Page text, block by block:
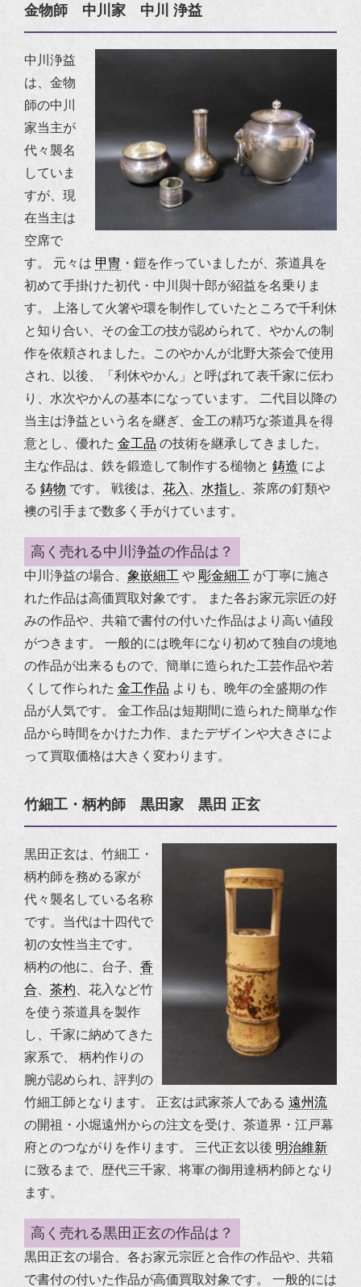
金物師 中川家 中川 浄益
中川浄益
は、金物
師の中川
家当主が
代々襲名
していま
すが、現
在当主は
空席で
す。
元々は 甲冑 ・ 鎧を作っていましたが、茶道具を
初めて手掛けた初代・中川與十郎が紹益を名乗りま
す。
上洛して火箸や環を制作していたところで千利休
と知り合い、その金工の技が認められて、やかんの制
作を依頼されました。このやかんが北野大茶会で使用
され、以後、「利休やかん」と呼ばれて表千家に伝わ
り、水次やかんの基本になっています。
二代目以降の
当主は浄益という名を継ぎ、金工の精巧な茶道具を得
意とし、優れた 金工品 の技術を継承してきました。
主な作品は、鉄を鍛造して制作する槌物と 鋳造 によ
る 鋳物 です。 戦後は、 花入 水指し
、茶席の釘類や
襖の引手まで数多く手がけています。
高く売れる中川浄益の作品は？
中川浄益の場合、 象嵌細工 や 彫金細工 が丁寧に施さ
れた作品は高価買取対象です。
また各お家元宗匠の好
みの作品や、共箱で書付の付いた作品はより高い値段
がつきます。
一般的には晩年になり初めて独自の境地
の作品が出来るもので、簡単に造られた工芸作品や若
くして作られた 金工作品 よりも、晩年の全盛期の作
品が人気です。
金工作品は短期間に造られた簡単な作
品から時間をかけた力作、またデザインや大きさによ
って買取価格は大きく変わります。
竹細工・柄杓師 黒田家 黒田 正玄
黒田正玄は、竹細工・
柄杓師を務める家が
代々襲名している名称
です。当代は十四代で
初の女性当主です。
柄杓の他に、台子、 香
合
茶杓 、花入など竹
を使う茶道具を製作
し、千家に納めてきた
家系で、 柄杓作りの
腕が認められ、評判の
竹細工師となります。
正玄は武家茶人である 遠州流
の開祖・小堀遠州からの注文を受け、茶道界・江戸幕
府とのつながりを作ります。 三代正玄以後 明治維新
に致るまで、歴代三千家、将軍の御用達柄杓師となり
ます。
高く売れる黒田正玄の作品は？
黒田正玄の場合、各お家元宗匠と合作の作品や、共箱
で書付の付いた作品が高価買取対象です。
一般的には